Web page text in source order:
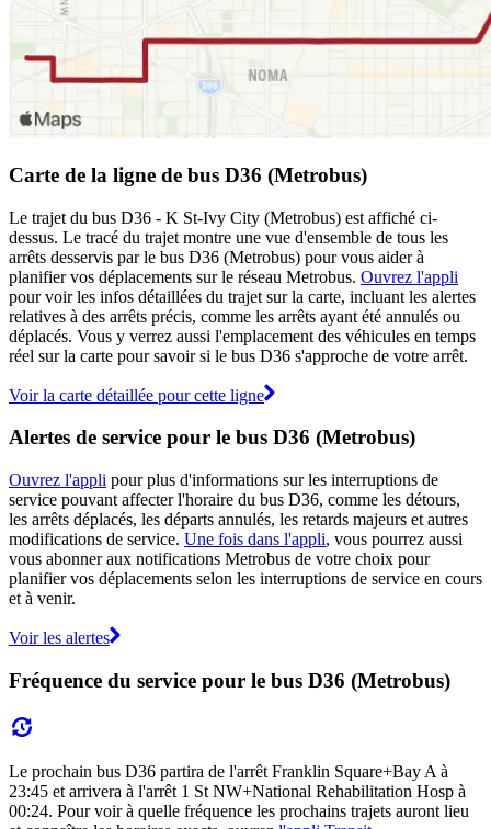
Carte de la ligne de bus D36 (Metrobus)
Le trajet du bus D36 - K St-Ivy City (Metrobus) est affiché ci-
dessus. Le tracé du trajet montre une vue d'ensemble de tous les
arrêts desservis par le bus D36 (Metrobus) pour vous aider à
planifier vos déplacements sur le réseau Metrobus. Ouvrez l'appli
pour voir les infos détaillées du trajet sur la carte, incluant les alertes
relatives à des arrêts précis, comme les arrêts ayant été annulés ou
déplacés. Vous y verrez aussi l'emplacement des véhicules en temps
réel sur la carte pour savoir si le bus D36 s'approche de votre arrêt.
Voir la carte détaillée pour cette ligne
Alertes de service pour le bus D36 (Metrobus)
Ouvrez l'appli pour plus d'informations sur les interruptions de
service pouvant affecter l'horaire du bus D36, comme les détours,
les arrêts déplacés, les départs annulés, les retards majeurs et autres
modifications de service. Une fois dans l'appli, vous pourrez aussi
vous abonner aux notifications Metrobus de votre choix pour
planifier vos déplacements selon les interruptions de service en cours
et à venir.
Voir les alertes
Fréquence du service pour le bus D36 (Metrobus)
Le prochain bus D36 partira de l'arrêt Franklin Square+Bay A à
23:45 et arrivera à l'arrêt 1 St NW+National Rehabilitation Hosp à
00:24. Pour voir à quelle fréquence les prochains trajets auront lieu